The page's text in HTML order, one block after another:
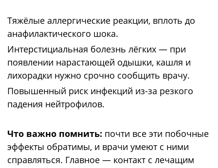
Тяжёлые аллергические реакции, вплоть до
анафилактического шока.
Интерстициальная болезнь лёгких — при
появлении нарастающей одышки, кашля и
лихорадки нужно срочно сообщить врачу.
Повышенный риск инфекций из-за резкого
падения нейтрофилов.
Что важно помнить: почти все эти побочные
эффекты обратимы, и врачи умеют с ними
справляться. Главное — контакт с лечащим